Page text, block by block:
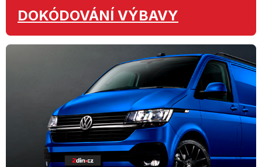
DOKÓDOVÁNÍ VÝBAVY